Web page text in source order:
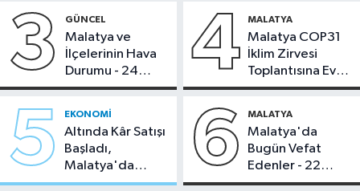
3 GÜNCEL
Malatya ve
İlçelerinin Hava
Durumu - 24
Temmuz 2026
4 MALATYA
Malatya COP31
İklim Zirvesi
Toplantısına Ev
Sahipliği Yaptı
5 EKONOMI
Altında Kâr Satışı
Başladı,
Malatya'da
Makas Ne
6 MALATYA
Malatya'da
Bugün Vefat
Edenler - 22
Temmuz 2026